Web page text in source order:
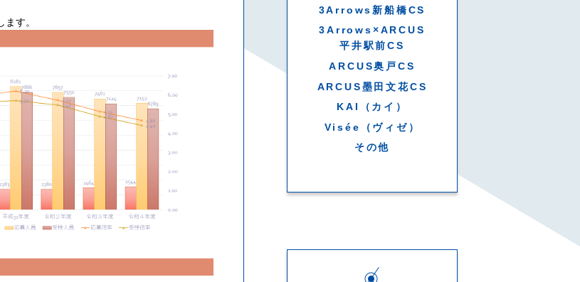
す。
3Arrows新船橋CS
3Arrows×ARCUS
平井駅前CS
ARCUS奥戸CS
ARCUS墨田文花CS
KAI（カイ）
Visée（ヴィゼ）
その他